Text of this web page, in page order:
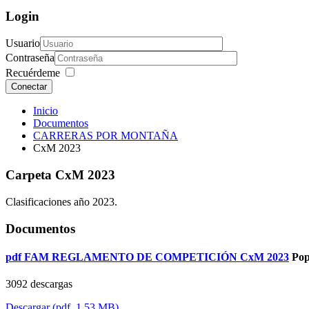
Login
Usuario
Contraseña
Recuérdeme
Conectar
Inicio
Documentos
CARRERAS POR MONTAÑA
CxM 2023
Carpeta CxM 2023
Clasificaciones año 2023.
Documentos
pdf FAM REGLAMENTO DE COMPETICIÓN CxM 2023
3092 descargas